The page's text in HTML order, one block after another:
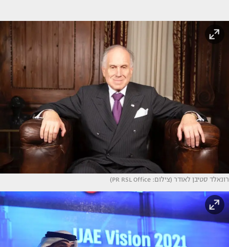
רונאלד סטיבן לאודר (צילום: PR RSL Office)